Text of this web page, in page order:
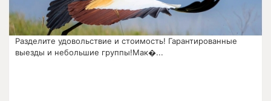
Разделите удовольствие и стоимость! Гарантированные
выезды и небольшие группы!Мак�...